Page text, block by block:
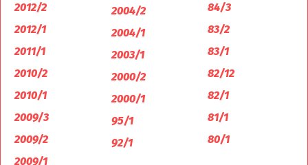
2012/2
2012/1
2011/1
2010/2
2010/1
2009/3
2009/2
2009/1
2004/2
2004/1
2003/1
2000/2
2000/1
95/1
92/1
84/3
83/2
83/1
82/12
82/1
81/1
80/1